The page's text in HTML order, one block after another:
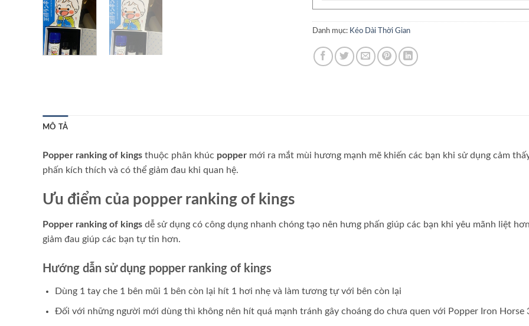
Danh mục: Kéo Dài Thời Gian
MÔ TẢ
Popper ranking of kings thuộc phân khúc popper mới ra mắt mùi hương mạnh mẽ khiến các bạn khi sử dụng cảm
phấn kích thích và có thể giảm đau khi quan hệ.
Ưu điểm của popper ranking of kings
Popper ranking of kings dễ sử dụng có công dụng nhanh chóng tạo nên hưng phấn giúp các bạn khi yêu mãnh liệt
giảm đau giúp các bạn tự tin hơn.
Hướng dẫn sử dụng popper ranking of kings
Dùng 1 tay che 1 bên mũi 1 bên còn lại hít 1 hơi nhẹ và làm tương tự với bên còn lại
Đối với những người mới dùng thì không nên hít quá mạnh tránh gây choáng do chưa quen với Popper Iron Horse